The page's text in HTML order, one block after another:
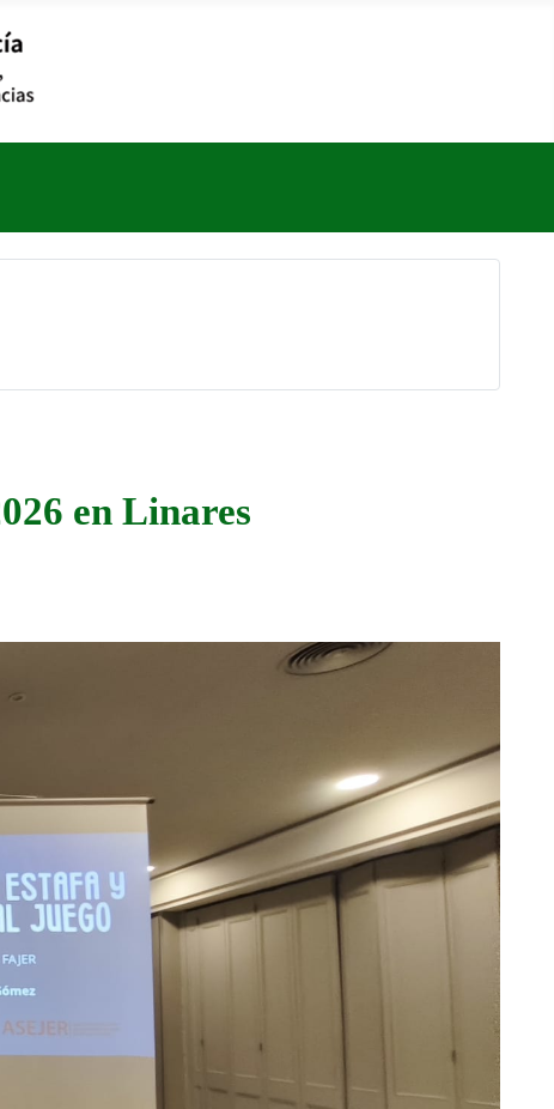
en Linares